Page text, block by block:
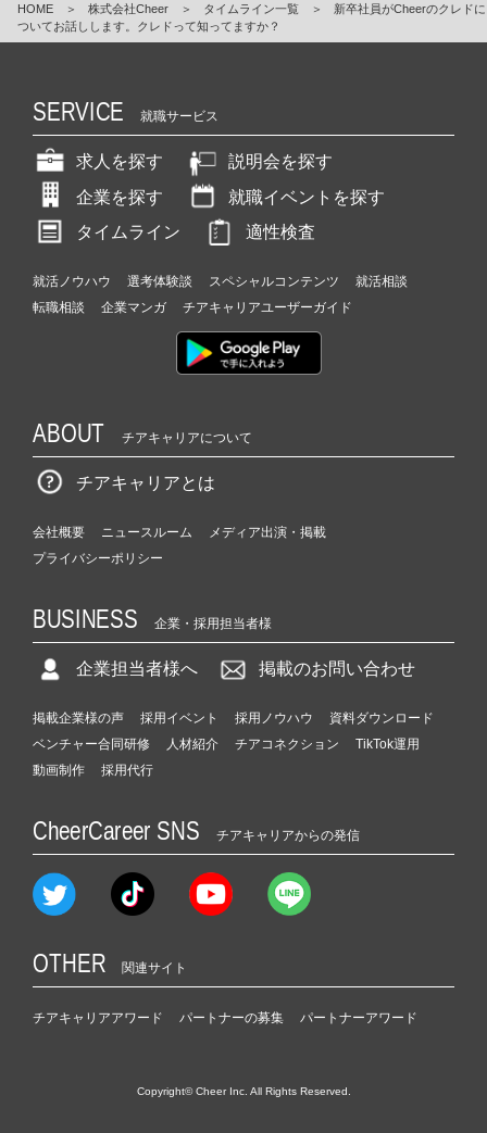
HOME ＞ 株式会社Cheer ＞ タイムライン一覧 ＞
新卒社員がCheerのクレドに
ついてお話しします。クレドって知ってますか？
SERVICE 就職サービス
求人を探す
説明会を探す
企業を探す
就職イベントを探す
タイムライン
適性検査
就活ノウハウ 選考体験談 スペシャルコンテンツ
就活相談
転職相談
企業マンガ チアキャリアユーザーガイド
ABOUT チアキャリアについて
チアキャリアとは
会社概要 ニュースルーム
メディア出演・掲載
プライバシーポリシー
BUSINESS 企業・採用担当者様
企業担当者様へ 掲載のお問い合わせ
掲載企業様の声 採用イベント 採用ノウハウ
資料ダウンロード
ベンチャー合同研修
人材紹介 チアコネクション
TikTok運用
動画制作
採用代行
CheerCareer SNS チアキャリアからの発信
OTHER 関連サイト
チアキャリアアワード パートナーの募集 パートナーアワード
Copyright© Cheer Inc. All Rights Reserved.